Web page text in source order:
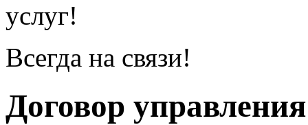
услуг!
Всегда на связи!
Договор